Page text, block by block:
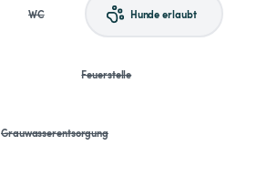
WC Hunde erlaubt
Feuerstelle
Grauwasserentsorgung